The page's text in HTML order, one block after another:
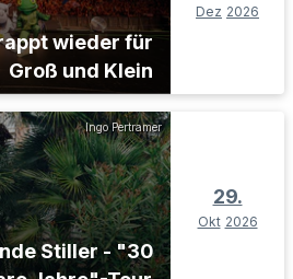
wieder für
Groß und Klein
Dez 2026
Ingo Pertramer
Stiller - "30
29.
Okt 2026